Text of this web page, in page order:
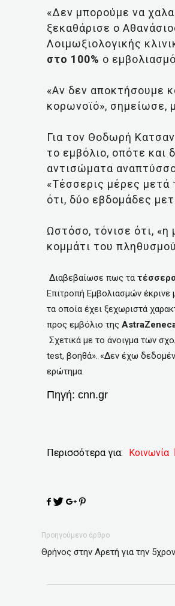
«Δεν μπορούμε να
ξεκαθάρισε ο
Λοιμωξιολογικής
στο 100% ο
«Αν δεν αποκτήσουμε
κορωνοϊό», σημείωσε,
Για τον Θοδωρή
το εμβόλιο, οπότε και
αντισώματα
«Τέσσερις μέρες μετά
ότι, δύο εβδομάδες
Ωστόσο, τόνισε ότι, «η
κομμάτι του
Διαβεβαίωσε πως τα
Επιτροπή Εμβολιασμών
τα οποία έχει ξεχωριστά
προς εμβόλιο της
Σχετικά με το άνοιγμα των
test, βοηθά». «Δεν έχω
ερώτημα.
Πηγή: cnn.gr
Περισσότερα για: Κοινωνία
Προηγούμενο άρθρο
Θρήνος στην Αρετή για την